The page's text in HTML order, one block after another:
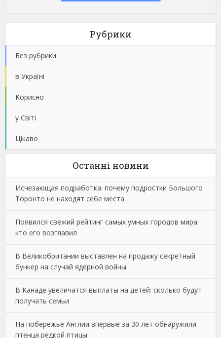
Рубрики
Без рубрики
в Україні
Корисно
у Світі
Цікаво
Останнi новини
Исчезающая подработка: почему подростки Большого
Торонто не находят себе места
Появился свежий рейтинг самых умных городов мира:
кто его возглавил
В Великобритании выставлен на продажу секретный
бункер на случай ядерной войны
В Канаде увеличатся выплаты на детей: сколько будут
получать семьи
На побережье Англии впервые за 30 лет обнаружили
птенца редкой птицы